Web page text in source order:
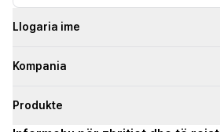
Llogaria ime
Kompania
Produkte